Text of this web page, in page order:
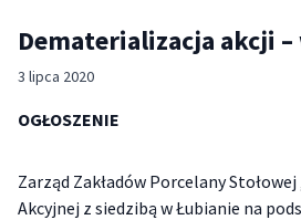
Dematerializacja akcji
3 lipca 2020
OGŁOSZENIE
Zarząd Zakładów Porcelany Stołowej
Akcyjnej z siedzibą w Łubianie na